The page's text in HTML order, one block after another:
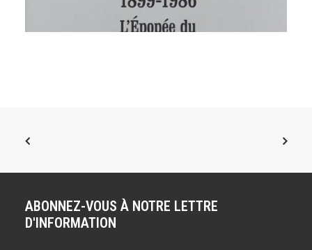
ABONNEZ-VOUS À NOTRE LETTRE
D'INFORMATION